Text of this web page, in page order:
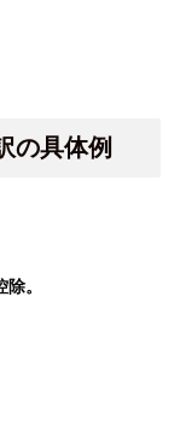
の具体例
。